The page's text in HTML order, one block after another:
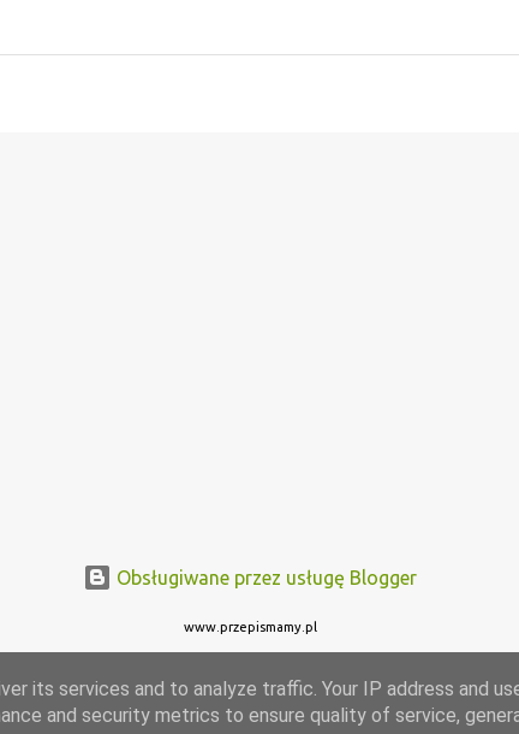
Obsługiwane przez usługę Blogger
www.przepismamy.pl
its services and to analyze traffic. Your IP address and
and security metrics to ensure quality of service,